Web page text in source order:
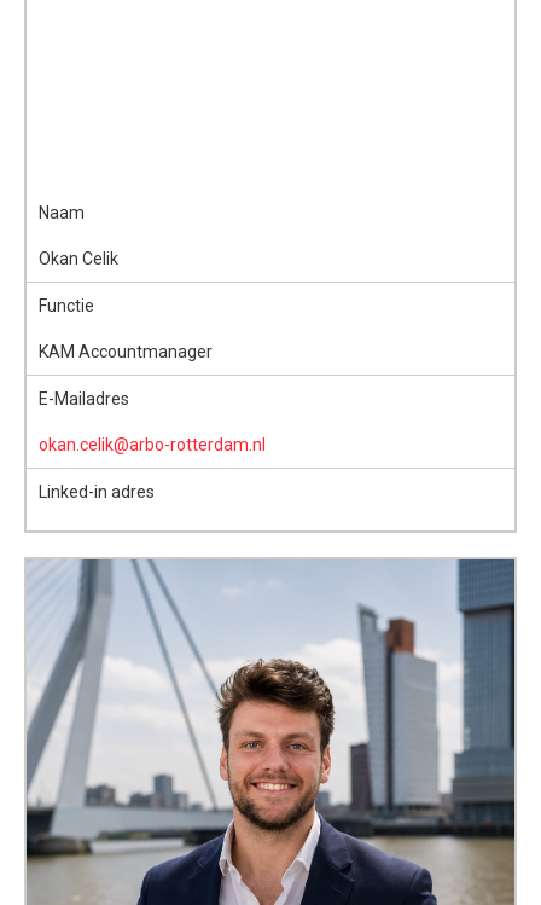
Naam
Okan Celik
Functie
KAM Accountmanager
E-Mailadres
okan.celik@arbo-rotterdam.nl
Linked-in adres